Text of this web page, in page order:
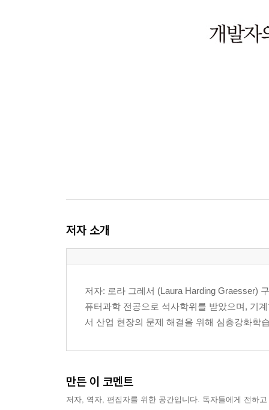
저자 소개
저자: 로라 그레서 (Laura Harding Graesser)
퓨터과학 전공으로 석사학위를 받았으며, 기
서 산업 현장의 문제 해결을 위해 심층강화학
만든 이 코멘트
저자, 역자, 편집자를 위한 공간입니다. 독자들에게 전하